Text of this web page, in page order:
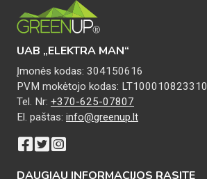
UAB „ELEKTRA MAN“
Įmonės kodas: 304150616
PVM mokėtojo kodas: LT100010823310
Tel. Nr: +370-625-07807
El. paštas: info@greenup.lt
DAUGIAU INFORMACIJOS RASITE